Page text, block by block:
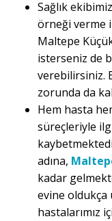
Sağlık
örneği verme
Maltepe
isterseniz de
verebilirsiniz.
zorunda da
Hem hasta
süreçleriyle
adına,
kadar
evine oldukça
hastalarımız